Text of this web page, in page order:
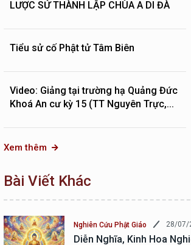
LƯỢC SỬ THÀNH LẬP CHÙA A DI ĐÀ
Tiểu sử cố Phật tử Tâm Biên
Video: Giảng tại trường hạ Quảng Đức
Khoá An cư kỳ 15 (TT Nguyên Trực,...
Xem thêm
Bài Viết Khác
Nghiên Cứu Phật Giáo 28/07/
Diễn Nghĩa, Kinh Hoa